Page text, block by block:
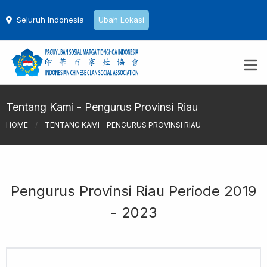
Seluruh Indonesia Ubah Lokasi
Tentang Kami - Pengurus Provinsi Riau
HOME / TENTANG KAMI - PENGURUS PROVINSI RIAU
Pengurus Provinsi Riau Periode 2019
- 2023